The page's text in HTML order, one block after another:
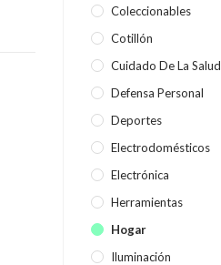
Coleccionables
Cotillón
Cuidado De La Salud
Defensa Personal
Deportes
Electrodomésticos
Electrónica
Herramientas
Hogar
Iluminación